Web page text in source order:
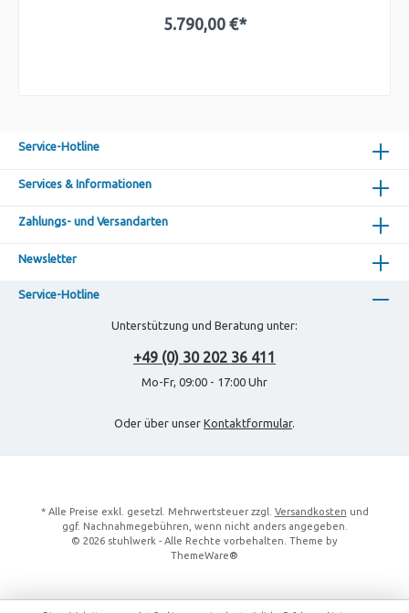
5.790,00 €*
Service-Hotline
Services & Informationen
Zahlungs- und Versandarten
Newsletter
Service-Hotline
Unterstützung und Beratung unter:
+49 (0) 30 202 36 411
Mo-Fr, 09:00 - 17:00 Uhr
Oder über unser Kontaktformular.
* Alle Preise exkl. gesetzl. Mehrwertsteuer zzgl. Versandkosten und
ggf. Nachnahmegebühren, wenn nicht anders angegeben.
© 2026 stuhlwerk - Alle Rechte vorbehalten. Theme by
ThemeWare®